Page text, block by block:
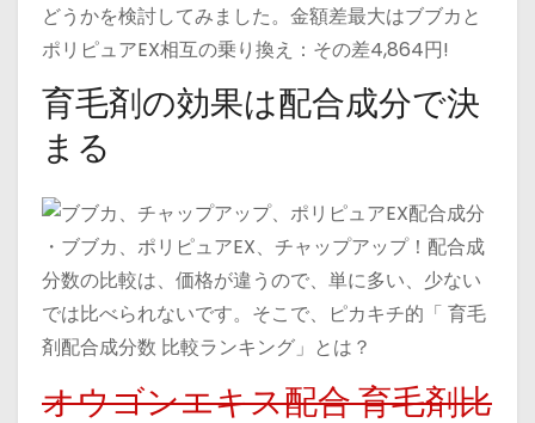
どうかを検討してみました。金額差最大はブブカと
ポリピュアEX相互の乗り換え：その差4,864円!
育毛剤の効果は配合成分で決
まる
・ブブカ、ポリピュアEX、チャップアップ！配合成
分数の比較は、価格が違うので、単に多い、少ない
では比べられないです。そこで、ピカキチ的「 育毛
剤配合成分数 比較ランキング」とは？
オウゴンエキス配合 育毛剤比